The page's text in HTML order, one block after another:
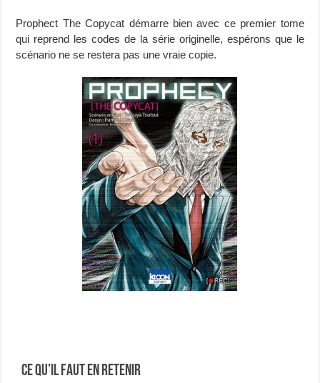
Prophect The Copycat démarre bien avec ce premier tome
qui reprend les codes de la série originelle, espérons que le
scénario ne se restera pas une vraie copie.
Ce qu’il faut en retenir